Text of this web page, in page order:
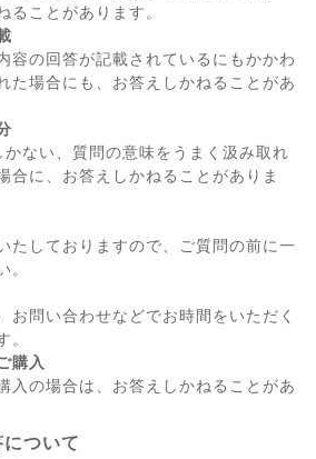
ることがあります。
容の回答が記載されているにもかかわ
た場合にも、お答えしかねることがあ
ない、質問の意味をうまく汲み取れ
合に、お答えしかねることがありま
たしておりますので、ご質問の前に一
。
お問い合わせなどでお時間をいただく
。
購入
入の場合は、お答えしかねることがあ
ついて